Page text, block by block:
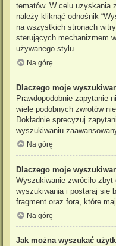
tematów. W celu uzyskania
należy kliknąć odnośnik
na wszystkich stronach
sterujących mechanizmem
używanego stylu.
Na górę
Dlaczego moje
Prawdopodobnie zapytanie
wiele podobnych zwrotów
Dokładnie sprecyzuj
wyszukiwaniu
Na górę
Dlaczego moje
Wyszukiwanie zwróciło
wyszukiwania i postaraj się
fragment oraz fora, które
Na górę
Jak można wyszukać